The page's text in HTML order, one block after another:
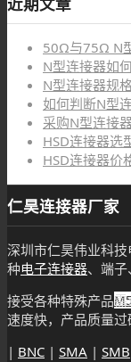
50Ω与75Ω N
N型连接器如
N型连接器规
如何判断N型
采购N型连接
HSD连接器选
HSD连接器价
仁昊连接器厂家
深圳市仁昊伟业科
种电子连接器、端
接受各种特殊产品
速度快，产品质量过
| BNC | SMA | SMB